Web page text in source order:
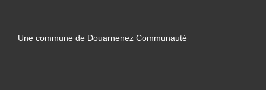
Une commune de Douarnenez Communauté